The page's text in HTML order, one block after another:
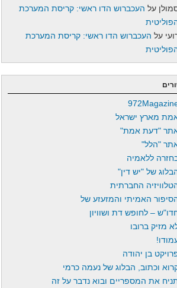
על העכברוש הדו ראשי: קריסת המערכת
על העכברוש הדו ראשי: קריסת המערכת
מארץ ישראל
"דעת אמת"
"הלל"
ללאמיה
של "יש דין"
החברתית
האמיתי והמזעזע של
– לחופש דת ושוויון
מזיק ברובו
בן יהודה
וכתוב, הבלוג של נעמה כרמי
את המספריים ובוא נדבר על זה